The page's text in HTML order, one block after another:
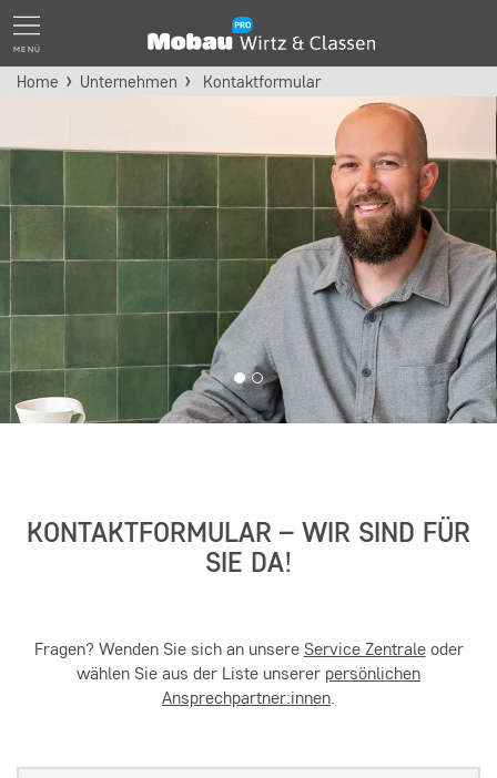
MENÜ
Home Unternehmen Kontaktformular
KONTAKTFORMULAR – WIR SIND FÜR
SIE DA!
Fragen? Wenden Sie sich an unsere Service Zentraleoder
wählen Sie aus der Liste unserer persönlichen
Ansprechpartner:innen.